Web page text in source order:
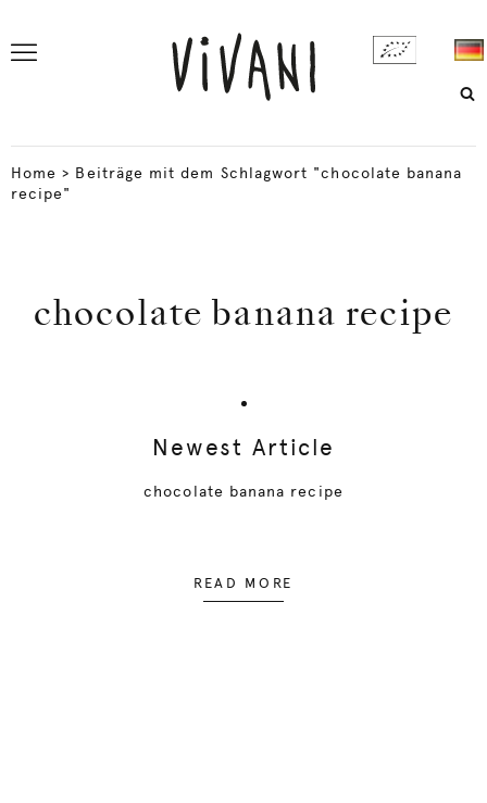
Home > Beiträge mit dem Schlagwort "chocolate banana
recipe"
chocolate banana recipe
Newest Article
chocolate banana recipe
READ MORE